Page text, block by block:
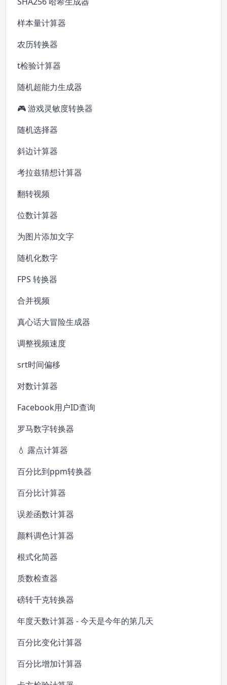
样本量计算器
农历转换器
t检验计算器
随机超能力生成器
🎮 游戏灵敏度转换器
随机选择器
斜边计算器
考拉兹猜想计算器
翻转视频
位数计算器
为图片添加文字
随机化数字
FPS 转换器
合并视频
真心话大冒险生成器
调整视频速度
srt时间偏移
对数计算器
Facebook用户ID查询
罗马数字转换器
💧 露点计算器
百分比到ppm转换器
百分比计算器
误差函数计算器
颜料调色计算器
根式化简器
质数检查器
磅转千克转换器
年度天数计算器 - 今天是今年的第几天
百分比变化计算器
百分比增加计算器